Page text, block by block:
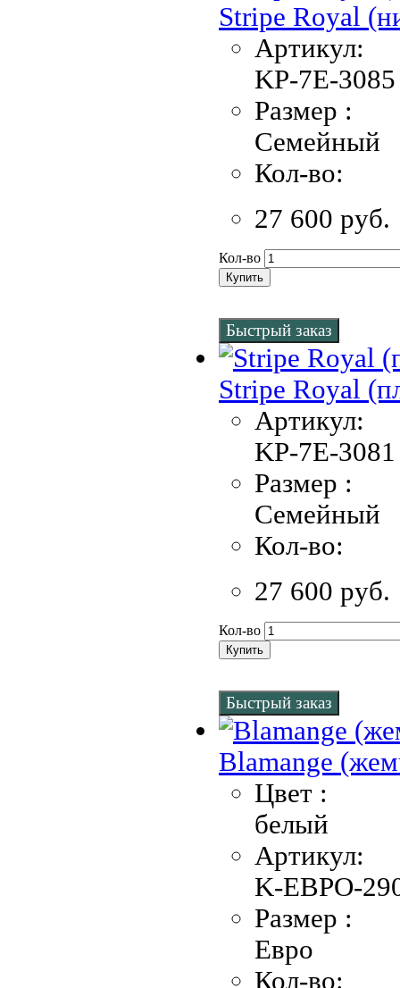
Stripe Royal
Артикул:
KP-7Е-3085
Размер :
Семейный
Кол-во:
27 600 руб.
Кол-во
Купить
Быстрый заказ
Stripe Royal
Артикул:
KP-7Е-3081
Размер :
Семейный
Кол-во:
27 600 руб.
Кол-во
Купить
Быстрый заказ
Blamange
Цвет :
белый
Артикул:
K-EBPO-
Размер :
Евро
Кол-во: